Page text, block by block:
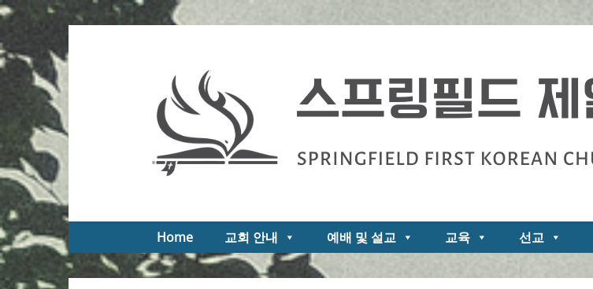
Skip
to
content
Home 교회 안내 예배 및 설교 교육 선교